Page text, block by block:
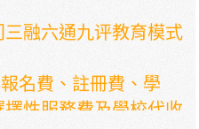
融六通九评教育模式
名費、註冊費、學
性服務費及學校代收